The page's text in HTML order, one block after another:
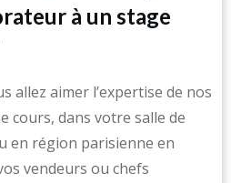
à un stage
allez aimer l’expertise de nos
cours, dans votre salle de
en région parisienne en
vendeurs ou chefs